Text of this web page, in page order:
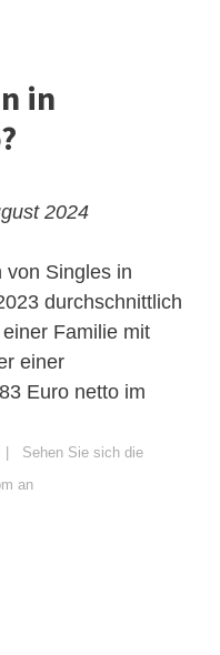
in
2024
von Singles in
durchschnittlich
Familie mit
einer
Euro netto im
Sehen Sie sich die
an